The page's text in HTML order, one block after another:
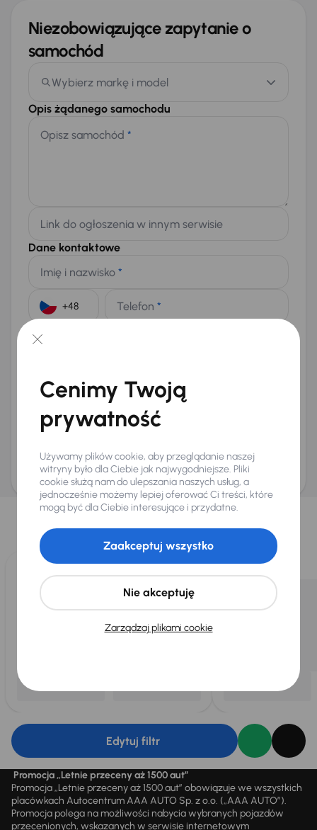
Niezobowiązujące zapytanie o
samochód
Wybierz markę i model
Opis żądanego samochodu
Opisz samochód *
Link do ogłoszenia w innym serwisie
Dane kontaktowe
Imię i nazwisko *
Telefon *
E-mail
Na numer telefonu (opcjonalnie)
Wyślij zapytanie
ani zagwarantowaną dostępnością pojazdu. AURES Holdings a.s., z siedzibą
Dopraváků 874/15, Čimice, 184 00 Praga 8, będzie przechowywać i przetwarzać
Twoje dane osobowe zgodnie z zasadami ochrony i przetwarzaniadanych
osobowych
Wybraliśmy dla Ciebie
Wybieramy dla Ciebienajlepsze pojazdyz naszej oferty. Kupimy
dla Ciebiedo 400 pojazdówkażdego dnia.
Edytuj filtr
Promocja „Letnie przeceny aż 1500 aut”
Promocja „Letnie przeceny aż 1500 aut” obowiązuje we wszystkich
placówkach Autocentrum AAA AUTO Sp. z o.o. („AAA AUTO”).
Promocja polega na możliwości nabycia wybranych pojazdów
przecenionych, wskazanych w serwisie internetowym
Cenimy Twoją
prywatność
Używamy plików cookie, aby przeglądanie naszej
witryny było dla Ciebie jak najwygodniejsze. Pliki
cookie służą nam do ulepszania naszych usług, a
jednocześnie możemy lepiej oferować Ci treści, które
mogą być dla Ciebie interesujące i przydatne.
Zarządzaj plikami cookie
Nie akceptuję
Zaakceptuj wszystko